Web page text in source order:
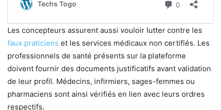
Les concepteurs assurent aussi vouloir lutter contre les
faux praticiens et les services médicaux non certifiés. Les
professionnels de santé présents sur la plateforme
doivent fournir des documents justificatifs avant validation
de leur profil. Médecins, infirmiers, sages-femmes ou
pharmaciens sont ainsi vérifiés en lien avec leurs ordres
respectifs.